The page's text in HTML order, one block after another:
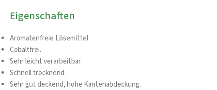
Eigenschaften
Aromatenfreie Lösemittel.
Cobaltfrei.
Sehr leicht verarbeitbar.
Schnell trocknend.
Sehr gut deckend, hohe Kantenabdeckung.